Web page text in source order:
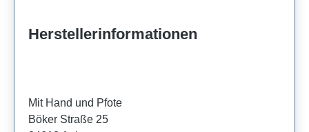
Herstellerinformationen
Mit Hand und Pfote
Böker Straße 25